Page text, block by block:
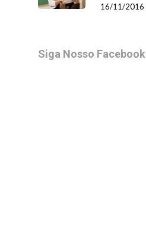
16/11/2016
Siga Nosso Facebook